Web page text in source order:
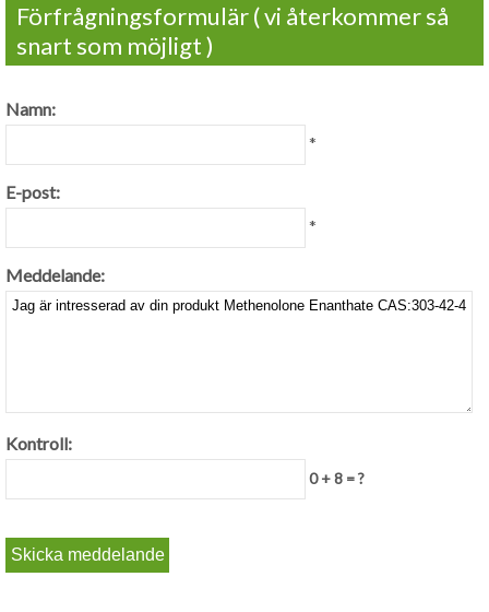
Förfrågningsformulär ( vi återkommer så
snart som möjligt )
Namn:
*
E-post:
*
Meddelande:
Kontroll:
0 + 8 = ?